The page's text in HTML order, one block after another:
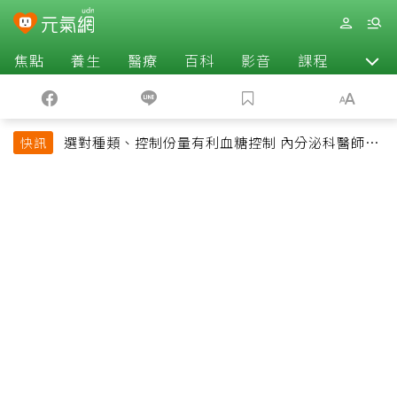
焦點 養生 醫療 百科 影音 課程 退休
快訊
選對種類、控制份量有利血糖控制 內分泌科醫師最